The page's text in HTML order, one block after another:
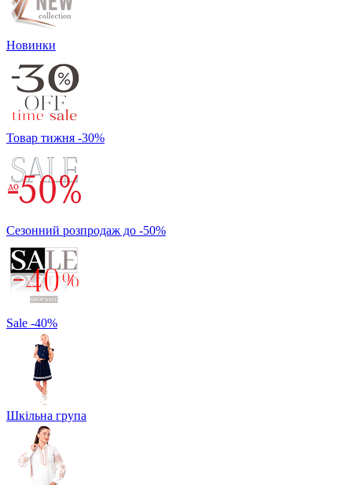
Новинки
Товар тижня -30%
Сезонний розпродаж до -50%
Sale -40%
Шкільна група